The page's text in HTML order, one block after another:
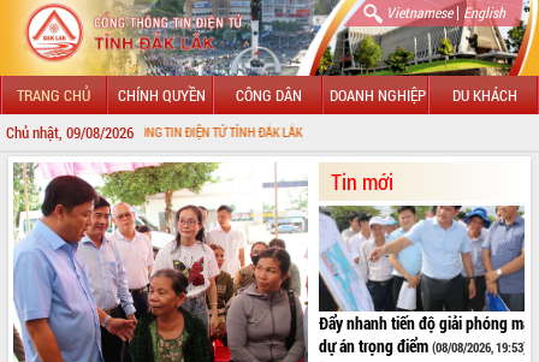
Vietnamese| English
TRANG CHỦ CHÍNH QUYỀN CÔNG DÂN DOANH NGHIỆP DU KHÁCH
Chủ nhật, 09/08/2026
THÔNG TIN ĐIỆN TỬ TỈNH ĐẮK LẮK
GIỚI THIỆU
LÃNH ĐẠO UBND TỈNH
TIN TỨC SỰ KIỆN
SỞ, BAN, NGÀNH
Tin mới
Đẩy nhanh tiến độ giải phóng mặt
dự án trọng điểm (08/08/2026, 19:53)